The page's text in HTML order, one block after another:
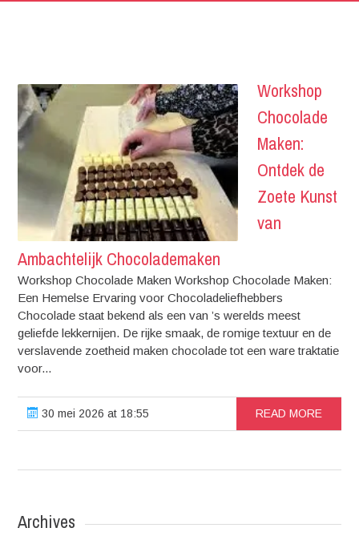
Workshop
Chocolade
Maken:
Ontdek de
Zoete Kunst
van
Ambachtelijk Chocolademaken
Workshop Chocolade Maken Workshop Chocolade Maken:
Een Hemelse Ervaring voor Chocoladeliefhebbers
Chocolade staat bekend als een van ’s werelds meest
geliefde lekkernijen. De rijke smaak, de romige textuur en de
verslavende zoetheid maken chocolade tot een ware traktatie
voor...
30 mei 2026 at 18:55 READ MORE
Archives